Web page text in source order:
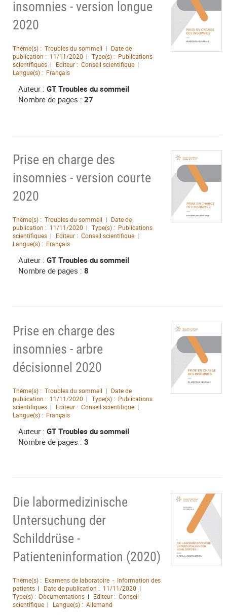
insomnies - version longue
2020
Thème(s) : Troubles du sommeil
Date de
publication : 11/11/2020 Type(s) : Publications
scientifiques
Editeur : Conseil scientifique
Langue(s) : Français
Auteur : GT Troubles du sommeil
Nombre de pages : 27
Prise en charge des
insomnies - version courte
2020
Thème(s) : Troubles du sommeil
Date de
publication : 11/11/2020 Type(s) : Publications
scientifiques
Editeur : Conseil scientifique
Langue(s) : Français
Auteur : GT Troubles du sommeil
Nombre de pages : 8
Prise en charge des
insomnies - arbre
décisionnel 2020
Thème(s) : Troubles du sommeil
Date de
publication : 11/11/2020 Type(s) : Publications
scientifiques
Editeur : Conseil scientifique
Langue(s) : Français
Auteur : GT Troubles du sommeil
Nombre de pages : 3
Die labormedizinische
Untersuchung der
Schilddrüse -
Patienteninformation (2020)
Thème(s) : Examens de laboratoire - Information des
patients
Date de publication : 11/11/2020
Type(s) : Documentations Editeur : Conseil
scientifique
Langue(s) : Allemand